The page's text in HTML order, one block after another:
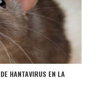
HANTAVIRUS EN LA